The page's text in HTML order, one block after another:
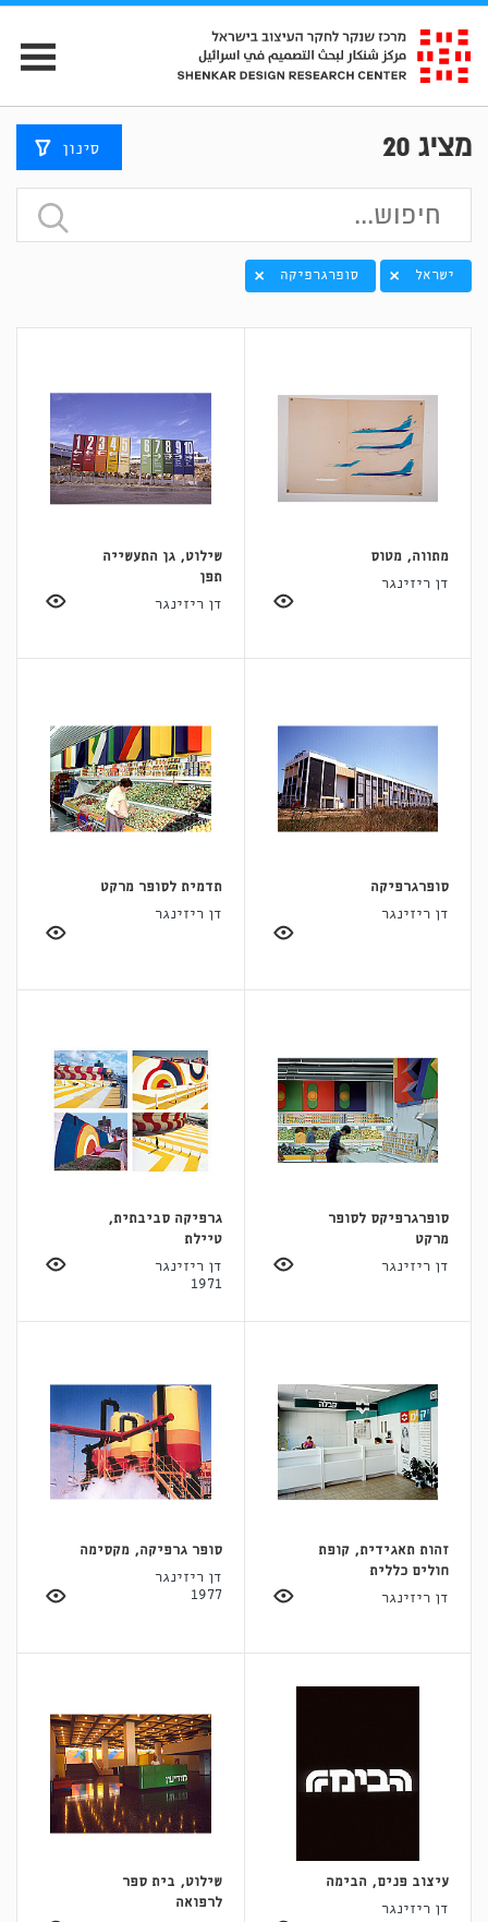
מציג 20 סינון
ישראל סופרגרפיקה
מתווה, מטוס
דן ריזינגר
שילוט, גן התעשייה
תפן
דן ריזינגר
סופרגרפיקה
דן ריזינגר
תדמית לסופר מרקט
דן ריזינגר
סופרגרפיקס לסופר
מרקט
דן ריזינגר
גרפיקה סביבתית,
טיילת
דן ריזינגר
1971
זהות תאגידית, קופת
חולים כללית
דן ריזינגר
סופר גרפיקה, מקסימה
דן ריזינגר
1977
עיצוב פנים, הבימה
דן ריזינגר
שילוט, בית ספר
לרפואה